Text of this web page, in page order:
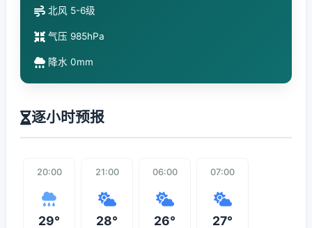
北风 5-6级
气压 985hPa
降水 0mm
逐小时预报
20:00
29°
21:00
28°
06:00
26°
07:00
27°